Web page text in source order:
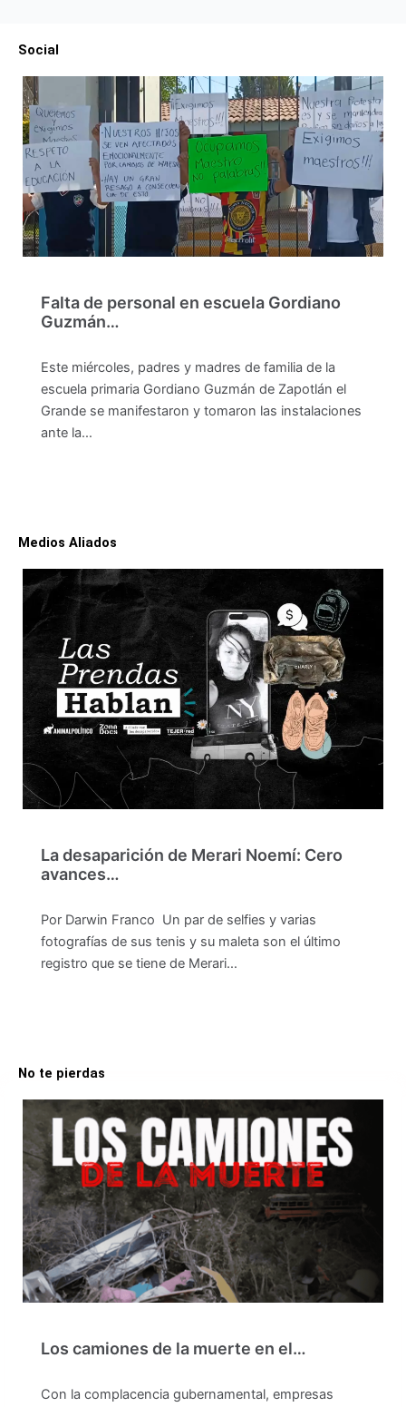
Social
Falta de personal en escuela Gordiano
Guzmán…
Este miércoles, padres y madres de familia de la
escuela primaria Gordiano Guzmán de Zapotlán el
Grande se manifestaron y tomaron las instalaciones
ante la…
Medios Aliados
La desaparición de Merari Noemí: Cero
avances…
Por Darwin Franco Un par de selfies y varias
fotografías de sus tenis y su maleta son el último
registro que se tiene de Merari…
No te pierdas
Los camiones de la muerte en el…
Con la complacencia gubernamental, empresas